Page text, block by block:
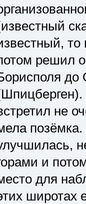
то
решил
до
не
и
для
широтах